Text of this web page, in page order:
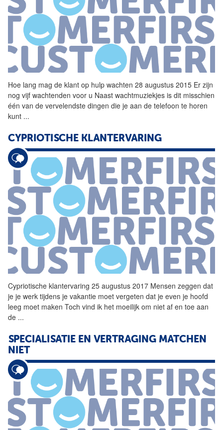
Hoe lang mag de klant op hulp wachten 28 augustus 2015 Er zijn
nog vijf wachtenden voor u Naast wachtmuziekjes is dit misschien
één van de vervelendste dingen die je aan de telefoon te horen
kunt ...
CYPRIOTISCHE KLANTERVARING
Cypriotische klantervaring 25 augustus 2017 Mensen zeggen dat
je je werk tijdens je vakantie moet vergeten dat je even je hoofd
leeg moet maken Toch vind ik het moeilijk om niet af en toe aan
de ...
SPECIALISATIE EN VERTRAGING MATCHEN
NIET